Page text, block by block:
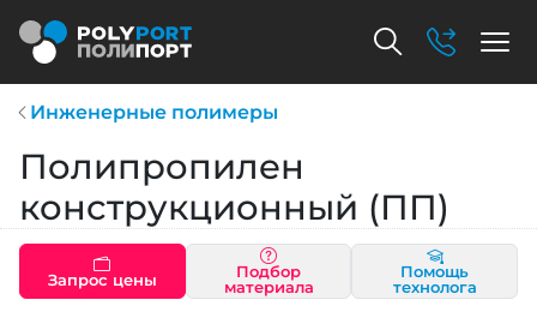
Инженерные полимеры
Полипропилен
конструкционный (ПП)
Запрос цены
Подбор
материала
Помощь
технолога